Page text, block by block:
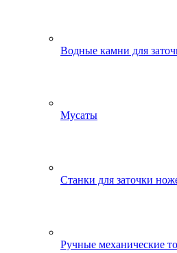
Водные камни для
Мусаты
Станки для заточки
Ручные механические